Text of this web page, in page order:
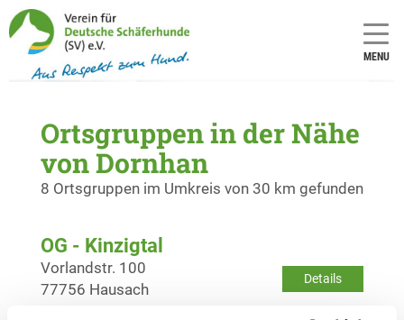
MENU
Ortsgruppen in der Nähe
von Dornhan
8 Ortsgruppen im Umkreis von 30 km gefunden
OG - Kinzigtal
Details
Vorlandstr. 100
77756 Hausach